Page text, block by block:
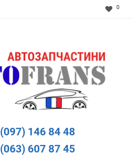
0
(097) 146 84 48
(063) 607 87 45